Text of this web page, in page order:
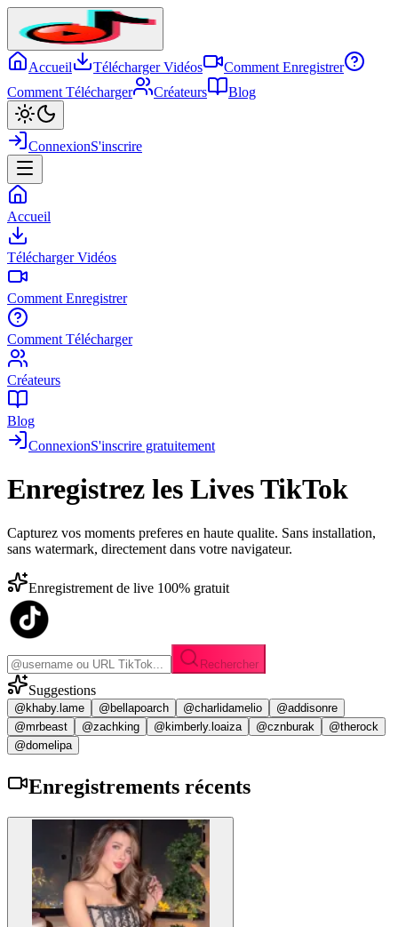
Accueil Télécharger Vidéos
Comment Enregistrer
Comment Télécharger
Créateurs Blog
ConnexionS'inscrire
Accueil
Télécharger Vidéos
Comment Enregistrer
Comment Télécharger
Créateurs
Blog
ConnexionS'inscrire gratuitement
Enregistrez les Lives TikTok
Capturez vos moments preferes en haute qualite. Sans installation,
sans watermark, directement dans votre navigateur.
Enregistrement de live 100% gratuit
Rechercher
Suggestions
@khaby.lame @bellapoarch @charlidamelio
@addisonre
@mrbeast
@zachking @kimberly.loaiza @cznburak
@therock
@domelipa
Enregistrements récents